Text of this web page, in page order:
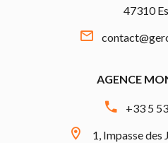
47310
AGENCE
+33 5
1, Impasse des